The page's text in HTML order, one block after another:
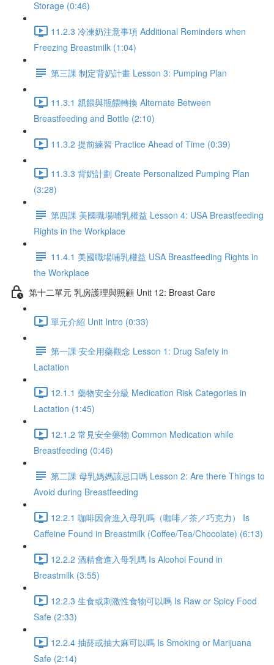
Storage (0:46)
11.2.3 冷凍奶注意事項 Additional Reminders when
Freezing Breastmilk (1:04)
第三課 制定背奶計畫 Lesson 3: Pumping Plan
11.3.1 親餵與瓶餵轉換 Alternate Between
Breastfeeding and Bottle (2:10)
11.3.2 提前練習 Practice Ahead of Time (0:39)
11.3.3 背奶計劃 Create Personalized Pumping Plan
(3:28)
第四課 美國職場哺乳權益 Lesson 4: USA Breastfeeding
Rights in the Workplace
11.4.1 美國職場哺乳權益 USA Breastfeeding Rights in
the Workplace
第十二單元 乳房護理與照顧 Unit 12: Breast Care
單元介紹 Unit Intro (0:33)
第一課 安全用藥觀念 Lesson 1: Drug Safety in
Lactation
12.1.1 藥物安全分級 Medication Risk Categories in
Lactation (1:45)
12.1.2 常見安全藥物 Common Medication while
Breastfeeding (0:46)
第二課 母乳媽媽該忌口嗎 Lesson 2: Are there Things to
Avoid during Breastfeeding
12.2.1 咖啡因會進入母乳嗎（咖啡／茶／巧克力） Is
Caffeine Found in Breastmilk (Coffee/Tea/Chocolate) (6:13)
12.2.2 酒精會進入母乳嗎 Is Alcohol Found in
Breastmilk (3:55)
12.2.3 生食或刺激性食物可以嗎 Is Raw or Spicy Food
Safe (2:33)
12.2.4 抽菸或抽大麻可以嗎 Is Smoking or Marijuana
Safe (2:14)